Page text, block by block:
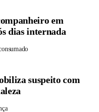
em
dias internada
suspeito com